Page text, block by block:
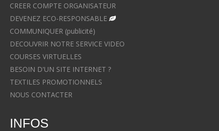
CREER COMPTE ORGANISATEUR
DEVENEZ ECO-RESPONSABLE
COMMUNIQUER (publicité)
DECOUVRIR NOTRE SERVICE VIDEO
COURSES VIRTUELLES
BESOIN D'UN SITE INTERNET ?
TEXTILES PROMOTIONNELS
NOUS CONTACTER
INFOS